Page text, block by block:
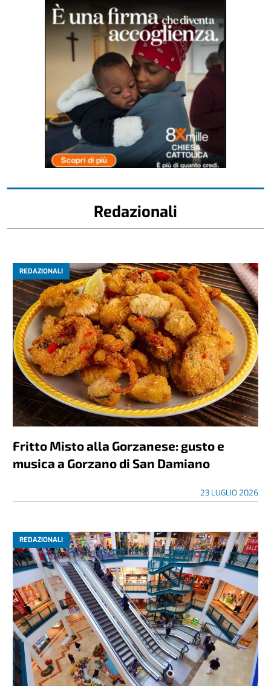
Redazionali
REDAZIONALI
Fritto Misto alla Gorzanese: gusto e
musica a Gorzano di San Damiano
23 LUGLIO 2026
REDAZIONALI